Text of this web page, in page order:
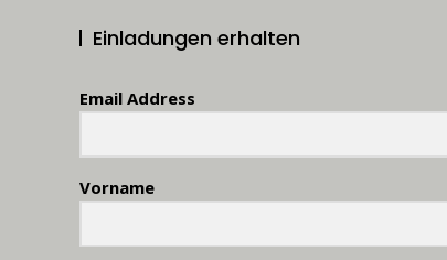
Einladungen erhalten
Email Address
Vorname